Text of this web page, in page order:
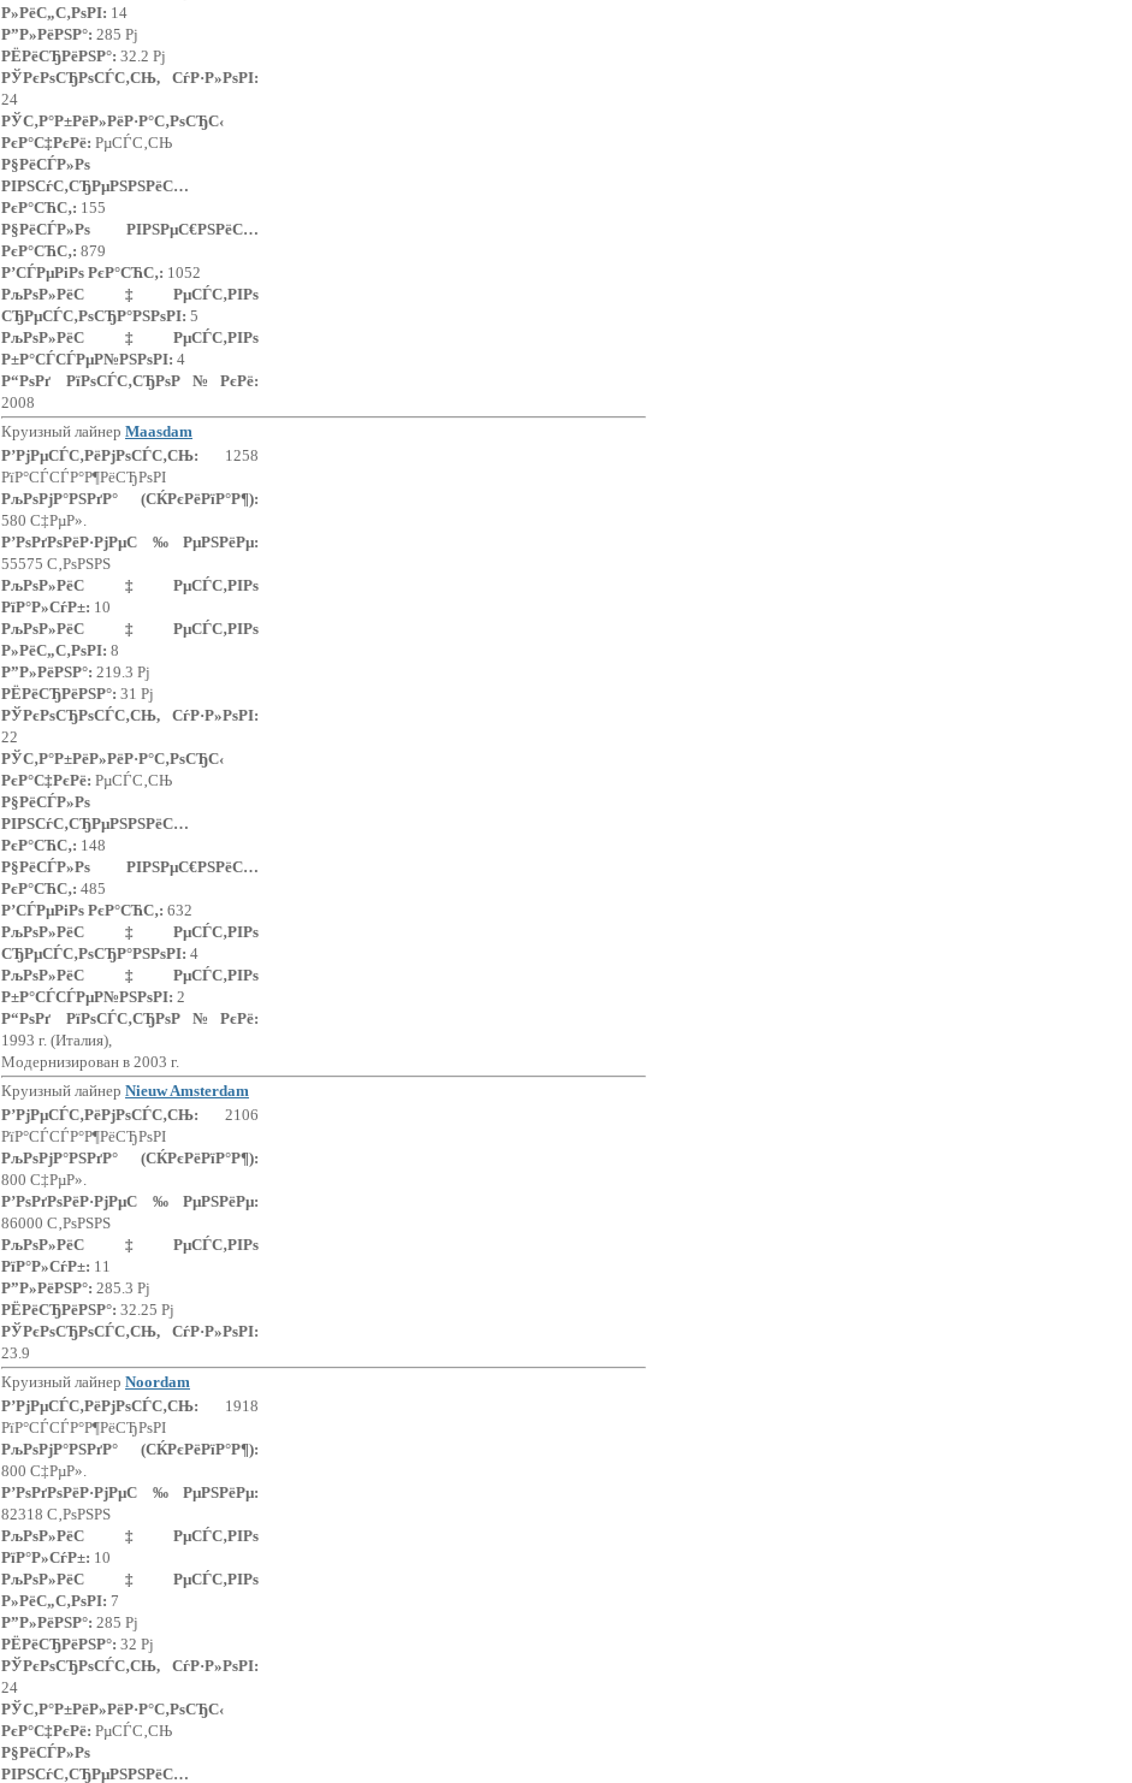
Р»РёС„С‚РѕРІ: 14
Р”Р»РёРЅР°: 285 Рј
РЁРёСЂРёРЅР°: 32.2 Рј
РЎРєРѕСЂРѕСЃС‚СЊ, СѓР·Р»РѕРІ:
24
РЎС‚Р°Р±РёР»РёР·Р°С‚РѕСЂС‹
РєР°С‡РєРё: РµСЃС‚СЊ
Р§РёСЃР»Рѕ
РІРЅСѓС‚СЂРµРЅРЅРёС…
РєР°СЋС‚: 155
Р§РёСЃР»Рѕ РІРЅРµС€РЅРёС…
РєР°СЋС‚: 879
Р’СЃРµРіРѕ РєР°СЋС‚: 1052
РљРѕР»РёС‡РµСЃС‚РІРѕ
СЂРµСЃС‚РѕСЂР°РЅРѕРІ: 5
РљРѕР»РёС‡РµСЃС‚РІРѕ
Р±Р°СЃСЃРµР№РЅРѕРІ: 4
Р“РѕРґ РїРѕСЃС‚СЂРѕР№РєРё:
2008
Круизный лайнер Maasdam
Р’РјРµСЃС‚РёРјРѕСЃС‚СЊ: 1258
РїР°СЃСЃР°Р¶РёСЂРѕРІ
РљРѕРјР°РЅРґР° (СЌРєРёРїР°Р¶):
580 С‡РµР».
Р’РѕРґРѕРёР·РјРµС‰РµРЅРёРµ:
55575 С‚РѕРЅРЅ
РљРѕР»РёС‡РµСЃС‚РІРѕ
РїР°Р»СѓР±: 10
РљРѕР»РёС‡РµСЃС‚РІРѕ
Р»РёС„С‚РѕРІ: 8
Р”Р»РёРЅР°: 219.3 Рј
РЁРёСЂРёРЅР°: 31 Рј
РЎРєРѕСЂРѕСЃС‚СЊ, СѓР·Р»РѕРІ:
22
РЎС‚Р°Р±РёР»РёР·Р°С‚РѕСЂС‹
РєР°С‡РєРё: РµСЃС‚СЊ
Р§РёСЃР»Рѕ
РІРЅСѓС‚СЂРµРЅРЅРёС…
РєР°СЋС‚: 148
Р§РёСЃР»Рѕ РІРЅРµС€РЅРёС…
РєР°СЋС‚: 485
Р’СЃРµРіРѕ РєР°СЋС‚: 632
РљРѕР»РёС‡РµСЃС‚РІРѕ
СЂРµСЃС‚РѕСЂР°РЅРѕРІ: 4
РљРѕР»РёС‡РµСЃС‚РІРѕ
Р±Р°СЃСЃРµР№РЅРѕРІ: 2
Р“РѕРґ РїРѕСЃС‚СЂРѕР№РєРё:
1993 г. (Италия),
Модернизирован в 2003 г.
Круизный лайнер Nieuw Amsterdam
Р’РјРµСЃС‚РёРјРѕСЃС‚СЊ: 2106
РїР°СЃСЃР°Р¶РёСЂРѕРІ
РљРѕРјР°РЅРґР° (СЌРєРёРїР°Р¶):
800 С‡РµР».
Р’РѕРґРѕРёР·РјРµС‰РµРЅРёРµ:
86000 С‚РѕРЅРЅ
РљРѕР»РёС‡РµСЃС‚РІРѕ
РїР°Р»СѓР±: 11
Р”Р»РёРЅР°: 285.3 Рј
РЁРёСЂРёРЅР°: 32.25 Рј
РЎРєРѕСЂРѕСЃС‚СЊ, СѓР·Р»РѕРІ:
23.9
Круизный лайнер Noordam
Р’РјРµСЃС‚РёРјРѕСЃС‚СЊ: 1918
РїР°СЃСЃР°Р¶РёСЂРѕРІ
РљРѕРјР°РЅРґР° (СЌРєРёРїР°Р¶):
800 С‡РµР».
Р’РѕРґРѕРёР·РјРµС‰РµРЅРёРµ:
82318 С‚РѕРЅРЅ
РљРѕР»РёС‡РµСЃС‚РІРѕ
РїР°Р»СѓР±: 10
РљРѕР»РёС‡РµСЃС‚РІРѕ
Р»РёС„С‚РѕРІ: 7
Р”Р»РёРЅР°: 285 Рј
РЁРёСЂРёРЅР°: 32 Рј
РЎРєРѕСЂРѕСЃС‚СЊ, СѓР·Р»РѕРІ:
24
РЎС‚Р°Р±РёР»РёР·Р°С‚РѕСЂС‹
РєР°С‡РєРё: РµСЃС‚СЊ
Р§РёСЃР»Рѕ
РІРЅСѓС‚СЂРµРЅРЅРёС…